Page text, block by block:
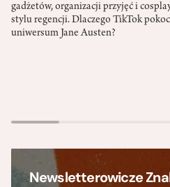
gadżetów, organizacji przyjęć i
stylu regencji. Dlaczego TikTok
uniwersum Jane Austen?
Newsletterowicze